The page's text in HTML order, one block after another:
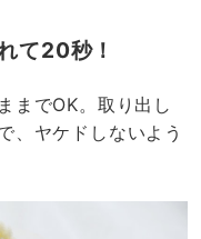
て20秒！
までOK。取り出し
、ヤケドしないよう